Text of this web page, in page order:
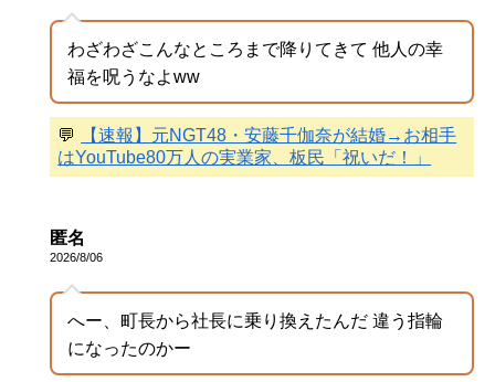
わざわざこんなところまで降りてきて 他人の幸
福を呪うなよww
💬
【速報】元NGT48・安藤千伽奈が結婚→お相手
はYouTube80万人の実業家、板民「祝いだ！」
匿名
2026/8/06
へー、町長から社長に乗り換えたんだ 違う指輪
になったのかー